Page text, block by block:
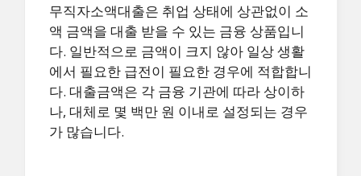
무직자소액대출은 취업 상태에 상관없이 소
액 금액을 대출 받을 수 있는 금융 상품입니
다. 일반적으로 금액이 크지 않아 일상 생활
에서 필요한 급전이 필요한 경우에 적합합니
다. 대출금액은 각 금융 기관에 따라 상이하
나, 대체로 몇 백만 원 이내로 설정되는 경우
가 많습니다.